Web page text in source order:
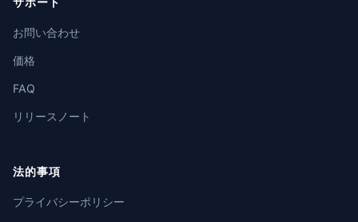
お問い合わせ
価格
FAQ
リリースノート
法的事項
プライバシーポリシー